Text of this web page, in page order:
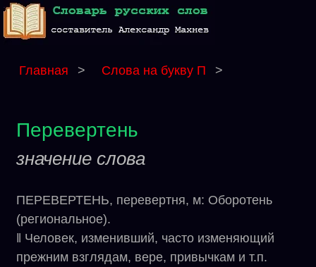
Главная > Слова на букву П >
Перевертень
значение слова
ПЕРЕВЕРТЕНЬ, перевертня, м: Оборотень
(региональное).
‖ Человек, изменивший, часто изменяющий
прежним взглядам, вере, привычкам и т.п.